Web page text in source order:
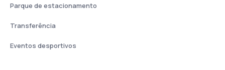
Parque de estacionamento
Transferência
Eventos desportivos